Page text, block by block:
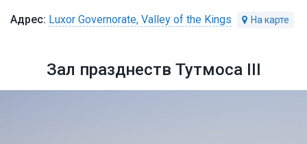
Luxor Governorate, Valley of the Kings
Зал празднеств Тутмоса III